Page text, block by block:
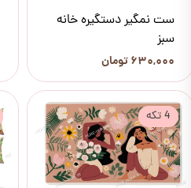
ست نمگیر دستگیره خانه
سبز
۶۳۰,۰۰۰ تومان
4 تکه